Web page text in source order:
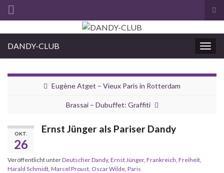
Search for:
DANDY-CLUB
Eugène Atget – Vieux Paris in Rotterdam
Brassai – Dubuffet: Graffiti
OKT.
26
Ernst Jünger als Pariser Dandy
Veröffentlicht unterDeutscher Dandy, Ernst Jünger, Frankreich Freiheit
Harald Schmidt Marcel Proust Oscar Wilde Paris